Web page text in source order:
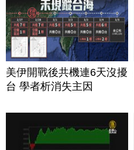
美伊開戰後共機連6天沒擾
台 學者析消失主因